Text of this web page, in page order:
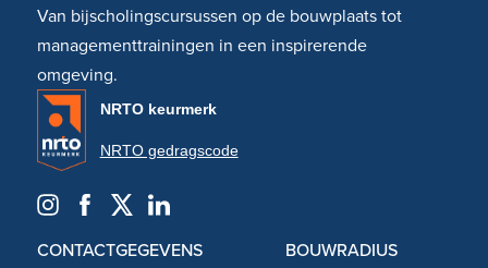
Van bijscholingscursussen op de bouwplaats tot
managementtrainingen in een inspirerende
omgeving.
NRTO keurmerk
NRTO gedragscode
CONTACTGEGEVENS BOUWRADIUS